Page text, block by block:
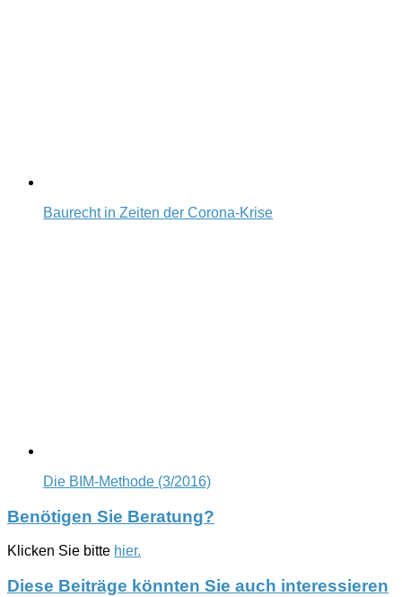
Baurecht in Zeiten der Corona-Krise
Die BIM-Methode (3/2016)
Benötigen Sie Beratung?
Klicken Sie bitte hier.
Diese Beiträge könnten Sie auch interessieren